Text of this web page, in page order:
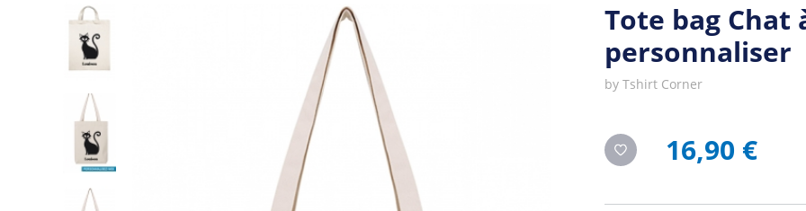
Tote bag Chat
personnaliser
by Tshirt Corner
16,90 €